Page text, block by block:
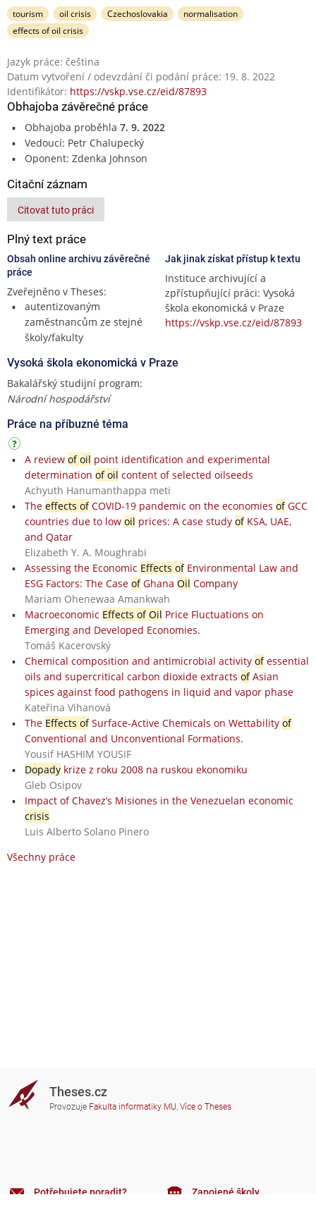
tourism oil crisis Czechoslovakia
normalisation
effects of oil crisis
Jazyk práce: čeština
Datum vytvoření / odevzdání či podání práce: 19. 8. 2022
Identifikátor: https://vskp.vse.cz/eid/87893
Obhajoba závěrečné práce
Obhajoba proběhla 7. 9. 2022
Vedoucí: Petr Chalupecký
Oponent: Zdenka Johnson
Citační záznam
Citovat tuto práci
Plný text práce
Obsah online archivu závěrečné
práce
Zveřejněno v Theses:
autentizovaným
zaměstnancům ze stejné
školy/fakulty
Jak jinak získat přístup k textu
Instituce archivující a
zpřístupňující práci: Vysoká
škola ekonomická v Praze
https://vskp.vse.cz/eid/87893
Vysoká škola ekonomická v Praze
Bakalářský studijní program:
Národní hospodářství
Práce na příbuzné téma
A review of oil point identification and experimental
determination of oil content of selected oilseeds
Achyuth Hanumanthappa meti
The effects ofCOVID-19 pandemic on the economies ofGCC
countries due to low oil prices: A case study ofKSA, UAE,
and Qatar
Elizabeth Y. A. Moughrabi
Assessing the Economic Effects ofEnvironmental Law and
ESG Factors: The Case ofGhana Oil Company
Mariam Ohenewaa Amankwah
Macroeconomic Effects of Oil Price Fluctuations on
Emerging and Developed Economies.
Tomáš Kacerovský
Chemical composition and antimicrobial activity ofessential
oils and supercritical carbon dioxide extracts ofAsian
spices against food pathogens in liquid and vapor phase
Kateřina Vihanová
The Effects ofSurface-Active Chemicals on Wettability of
Conventional and Unconventional Formations.
Yousif HASHIM YOUSIF
Dopadykrize z roku 2008 na ruskou ekonomiku
Gleb Osipov
Impact of Chavez’s Misiones in the Venezuelan economic
crisis
Luis Alberto Solano Pinero
Všechny práce
Theses.cz
Provozuje Fakulta informatiky MU, Více o Theses
Potřebujete poradit? Zapojené školy